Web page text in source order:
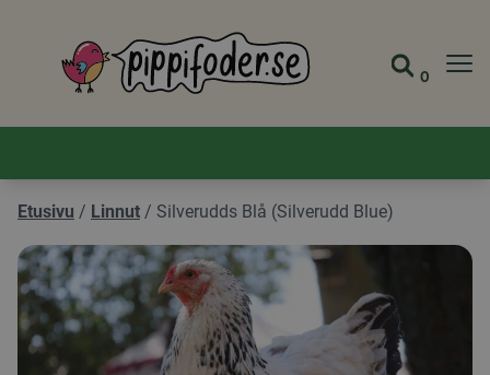
Pippifoder logo Siirry
0
Etusivu / Linnut / Silverudds Blå (Silverudd Blue)